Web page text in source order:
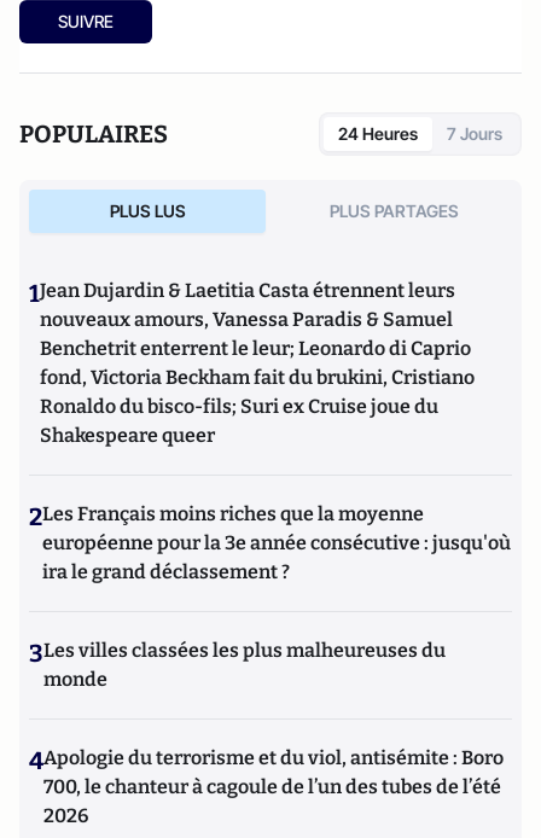
renouvellement de l'assurance...).
directeur général d'
SUIVRE
POPULAIRES 24 Heures 7 Jours
PLUS LUS PLUS PARTAGES
1Jean Dujardin & Laetitia Casta étrennent leurs
nouveaux amours, Vanessa Paradis & Samuel
Benchetrit enterrent le leur; Leonardo di Caprio
fond, Victoria Beckham fait du brukini, Cristiano
Ronaldo du bisco-fils; Suri ex Cruise joue du
Shakespeare queer
2Les Français moins riches que la moyenne
européenne pour la 3e année consécutive : jusqu'où
ira le grand déclassement ?
3Les villes classées les plus malheureuses du
monde
4Apologie du terrorisme et du viol, antisémite : Boro
700, le chanteur à cagoule de l’un des tubes de l’été
2026